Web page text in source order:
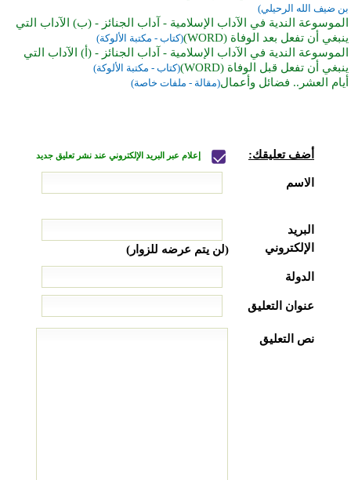
بن ضيف الله الرحيلي)
الموسوعة الندية في الآداب الإسلامية - آداب الجنائز - (ب) الآداب التي
ينبغي أن تفعل بعد الوفاة (WORD)
(كتاب - مكتبة الألوكة)
الموسوعة الندية في الآداب الإسلامية - آداب الجنائز - (أ) الآداب التي
ينبغي أن تفعل قبل الوفاة (WORD)
(كتاب - مكتبة الألوكة)
أيام العشر.. فضائل وأعمال(مقالة - ملفات خاصة)
أضف تعليقك: إعلام عبر البريد الإلكتروني عند نشر تعليق جديد
الاسم
البريد
الإلكتروني
(لن يتم عرضه للزوار)
الدولة
عنوان التعليق
نص التعليق